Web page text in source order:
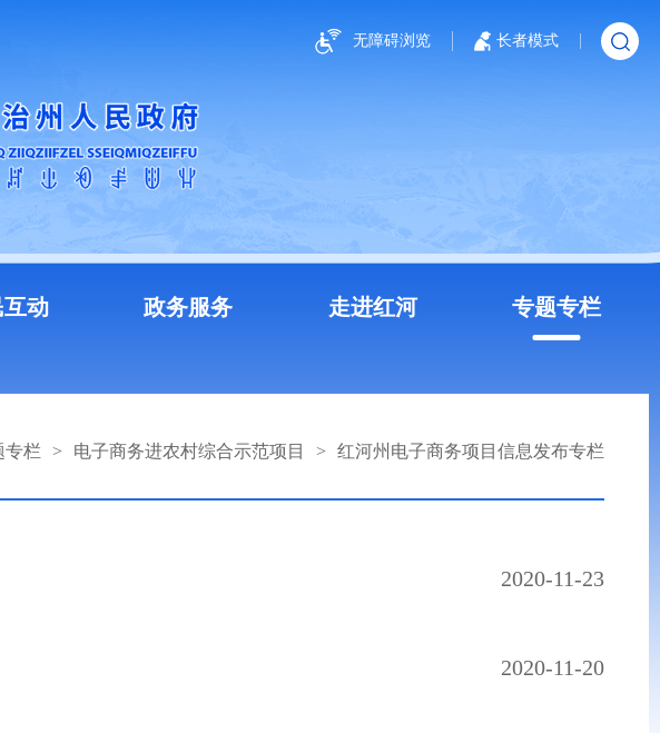
无障碍浏览 长者模式
动 政务服务 走进红河 专题专栏
专栏 > 电子商务进农村综合示范项目 > 红河州电子商务项目信息发布专栏
2020-11-23
2020-11-20